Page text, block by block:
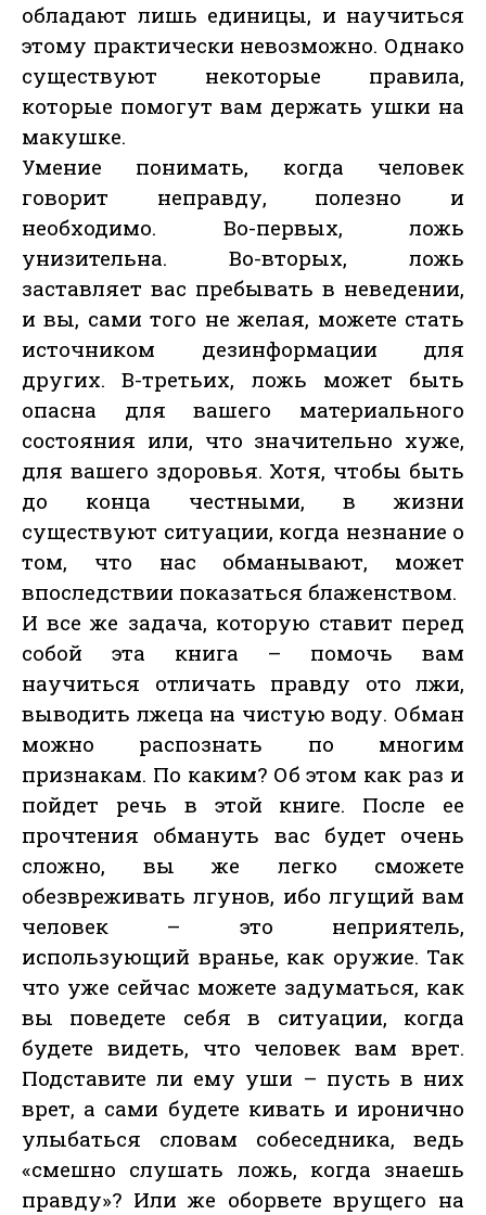
обладают лишь единицы, и научиться
этому практически невозможно. Однако
существуют некоторые правила,
которые помогут вам держать ушки на
макушке.
Умение понимать, когда человек
говорит неправду, полезно и
необходимо. Во-первых, ложь
унизительна. Во-вторых, ложь
заставляет вас пребывать в неведении,
и вы, сами того не желая, можете стать
источником дезинформации для
других. В-третьих, ложь может быть
опасна для вашего материального
состояния или, что значительно хуже,
для вашего здоровья. Хотя, чтобы быть
до конца честными, в жизни
существуют ситуации, когда незнание о
том, что нас обманывают, может
впоследствии показаться блаженством.
И все же задача, которую ставит перед
собой эта книга – помочь вам
научиться отличать правду ото лжи,
выводить лжеца на чистую воду. Обман
можно распознать по многим
признакам. По каким? Об этом как раз и
пойдет речь в этой книге. После ее
прочтения обмануть вас будет очень
сложно, вы же легко сможете
обезвреживать лгунов, ибо лгущий вам
человек – это неприятель,
использующий вранье, как оружие. Так
что уже сейчас можете задуматься, как
вы поведете себя в ситуации, когда
будете видеть, что человек вам врет.
Подставите ли ему уши – пусть в них
врет, а сами будете кивать и иронично
улыбаться словам собеседника, ведь
«смешно слушать ложь, когда знаешь
правду»? Или же оборвете врущего на